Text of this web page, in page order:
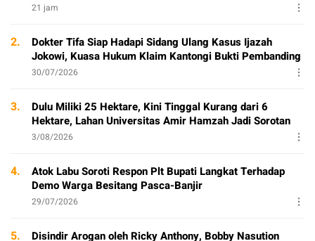
21 jam
2.
Dokter Tifa Siap Hadapi Sidang Ulang Kasus Ijazah
Jokowi, Kuasa Hukum Klaim Kantongi Bukti Pembanding
30/07/2026
3.
Dulu Miliki 25 Hektare, Kini Tinggal Kurang dari 6
Hektare, Lahan Universitas Amir Hamzah Jadi Sorotan
3/08/2026
4.
Atok Labu Soroti Respon Plt Bupati Langkat Terhadap
Demo Warga Besitang Pasca-Banjir
29/07/2026
5.
Disindir Arogan oleh Ricky Anthony, Bobby Nasution